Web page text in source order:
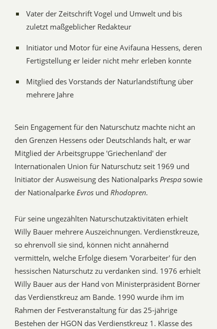
Vater der Zeitschrift Vogel und Umwelt und bis
zuletzt maßgeblicher Redakteur
Initiator und Motor für eine Avifauna Hessens, deren
Fertigstellung er leider nicht mehr erleben konnte
Mitglied des Vorstands der Naturlandstiftung über
mehrere Jahre
Sein Engagement für den Naturschutz machte nicht an
den Grenzen Hessens oder Deutschlands halt, er war
Mitglied der Arbeitsgruppe 'Griechenland' der
Internationalen Union für Naturschutz seit 1969 und
Initiator der Ausweisung des Nationalparks Prespa sowie
der Nationalparke Evros und Rhodopren.
Für seine ungezählten Naturschutzaktivitäten erhielt
Willy Bauer mehrere Auszeichnungen. Verdienstkreuze,
so ehrenvoll sie sind, können nicht annähernd
vermitteln, welche Erfolge diesem 'Vorarbeiter' für den
hessischen Naturschutz zu verdanken sind. 1976 erhielt
Willy Bauer aus der Hand von Ministerpräsident Börner
das Verdienstkreuz am Bande. 1990 wurde ihm im
Rahmen der Festveranstaltung für das 25-jährige
Bestehen der HGON das Verdienstkreuz 1. Klasse des